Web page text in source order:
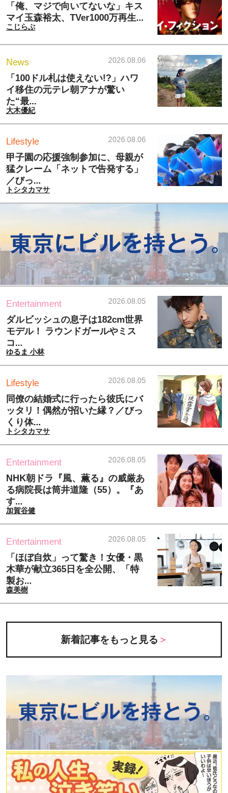
「俺、マジで向いてないな」キス
マイ玉森裕太、TVer1000万再生...
こじらぶ
News 2026.08.06
「100ドル札は使えない!?」ハワ
イ移住の元テレ朝アナが驚い
た“最...
大木優紀
Lifestyle 2026.08.06
甲子園の応援強制参加に、母親が
猛クレーム「ネットで告発する」
／びっ...
トシタカマサ
Entertainment 2026.08.05
ダルビッシュの息子は182cm世界
モデル！ ラウンドガールやミス
コ...
ゆるま 小林
Lifestyle 2026.08.05
同僚の結婚式に行ったら彼氏にバ
ッタリ！偶然が招いた縁？／びっ
くり体...
トシタカマサ
Entertainment 2026.08.05
NHK朝ドラ『風、薫る』の威厳あ
る病院長は筒井道隆（55）。『あ
す...
加賀谷健
Entertainment 2026.08.05
「ほぼ自炊」って驚き！女優・黒
木華が献立365日を全公開、「特
製お...
森美樹
新着記事をもっと見る